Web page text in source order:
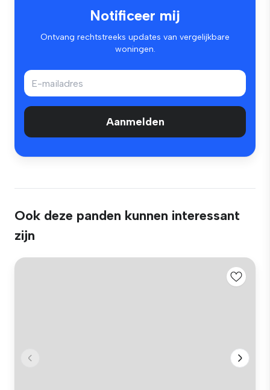
Notificeer mij
Ontvang rechtstreeks updates van vergelijkbare
woningen.
Aanmelden
Ook deze panden kunnen interessant
zijn